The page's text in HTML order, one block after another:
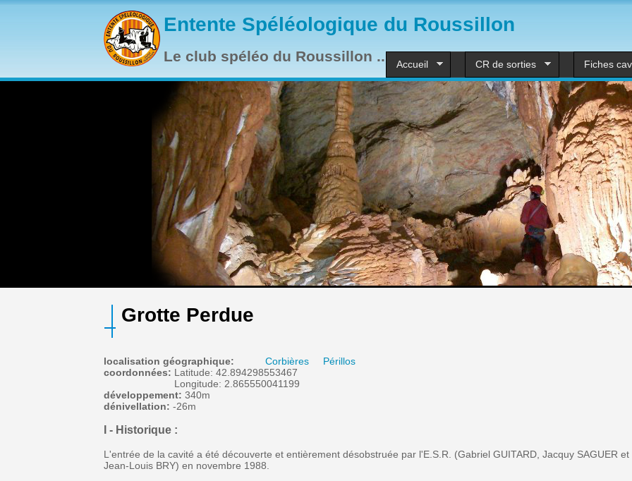
Aller au contenu principal
Entente Spéléologique du Roussillon
Le club spéléo du Roussillon ... Accueil CR de sorties Fiches
Grotte Perdue
localisation géographique: Corbières
Périllos
coordonnées: Latitude: 42.894298553467
Longitude: 2.865550041199
développement: 340m
dénivellation: -26m
I - Historique :
L'entrée de la cavité a été découverte et entièrement désobstruée par l'E.S.R. (Gabriel GUITARD, Jacquy SAGUER et
Jean-Louis BRY) en novembre 1988.